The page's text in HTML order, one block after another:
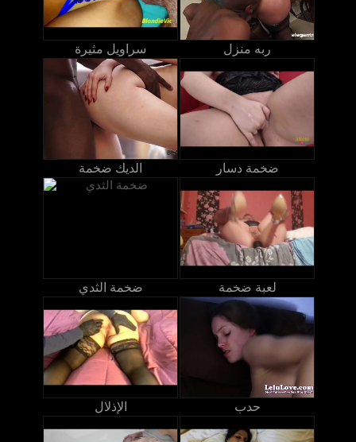
سراويل مثيرة ربه منزل
الديك ضخمة ضخمة دسار
ضخمة الثدي لعبة ضخمة
الإذلال حدب